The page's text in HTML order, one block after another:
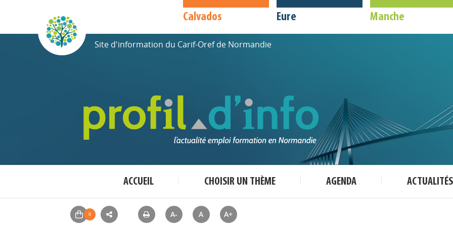
Calvados Eure Manche
Site d'information du Carif-Oref de Normandie
ACCUEIL CHOISIR UN THÈME AGENDA ACTUALITÉS
A- A A+